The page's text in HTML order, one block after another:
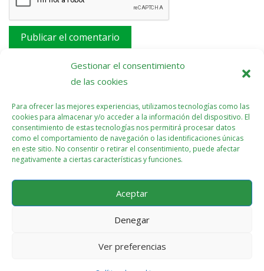
Gestionar el consentimiento
de las cookies
Para ofrecer las mejores experiencias, utilizamos tecnologías como las
cookies para almacenar y/o acceder a la información del dispositivo. El
consentimiento de estas tecnologías nos permitirá procesar datos
como el comportamiento de navegación o las identificaciones únicas
en este sitio. No consentir o retirar el consentimiento, puede afectar
negativamente a ciertas características y funciones.
Aceptar
Denegar
Ver preferencias
Este sitio usa Akismet para reducir el spam.Aprende
cómo se procesan los datos de tus comentarios.
Política de cookies (UE)